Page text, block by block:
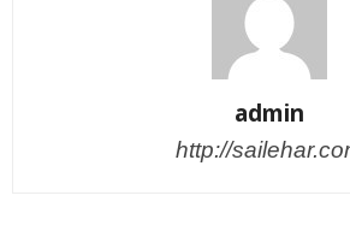
admin
http://